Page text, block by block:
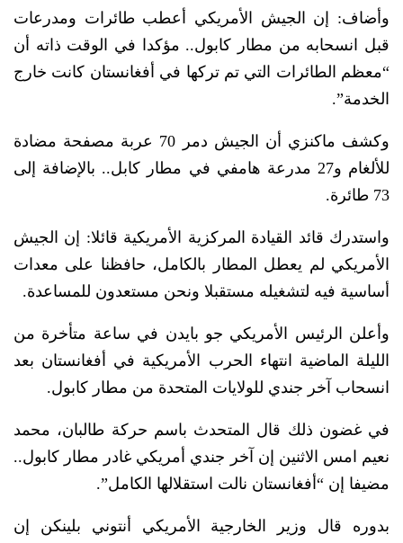
وأضاف: إن الجيش الأمريكي أعطب طائرات ومدرعات
قبل انسحابه من مطار كابول.. مؤكدا في الوقت ذاته أن
“معظم الطائرات التي تم تركها في أفغانستان كانت خارج
الخدمة”.
وكشف ماكنزي أن الجيش دمر 70 عربة مصفحة مضادة
للألغام و27 مدرعة هامفي في مطار كابل.. بالإضافة إلى
73 طائرة.
واستدرك قائد القيادة المركزية الأمريكية قائلا: إن الجيش
الأمريكي لم يعطل المطار بالكامل، حافظنا على معدات
أساسية فيه لتشغيله مستقبلا ونحن مستعدون للمساعدة.
وأعلن الرئيس الأمريكي جو بايدن في ساعة متأخرة من
الليلة الماضية انتهاء الحرب الأمريكية في أفغانستان بعد
انسحاب آخر جندي للولايات المتحدة من مطار كابول.
في غضون ذلك قال المتحدث باسم حركة طالبان، محمد
نعيم امس الاثنين إن آخر جندي أمريكي غادر مطار كابول..
مضيفا إن “أفغانستان نالت استقلالها الكامل”.
بدوره قال وزير الخارجية الأمريكي أنتوني بلينكن إن